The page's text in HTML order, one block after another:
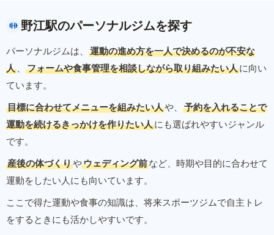
野江駅のパーソナルジムを探す
パーソナルジムは、
運動の進め方を一人で決めるのが不安な
人 、 フォームや食事管理を相談しながら取り組みたい人に向い
ています。
目標に合わせてメニューを組みたい人や、
予約を入れることで
運動を続けるきっかけを作りたい人にも選ばれやすいジャンル
です。
産後の体づくりやウェディング前など、時期や目的に合わせて
運動をしたい人にも向いています。
ここで得た運動や食事の知識は、将来スポーツジムで自主トレ
をするときにも活かしやすいです。